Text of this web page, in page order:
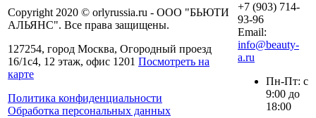
Copyright 2020 © orlyrussia.ru - ООО "БЬЮТИ
АЛЬЯНС". Все права защищены.
127254, город Москва, Огородный проезд
16/1с4, 12 этаж, офис 1201 Посмотреть на
карте
Политика конфиденциальности
Обработка персональных данных
+7 (903) 714-
93-96
Email:
info@beauty-
a.ru
Пн-Пт: с
9:00 до
18:00